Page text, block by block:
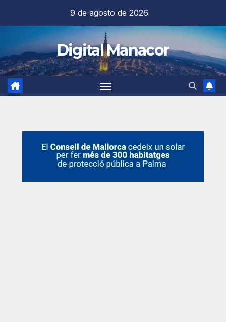
contenido
9 de agosto de 2026
Digital Manacor